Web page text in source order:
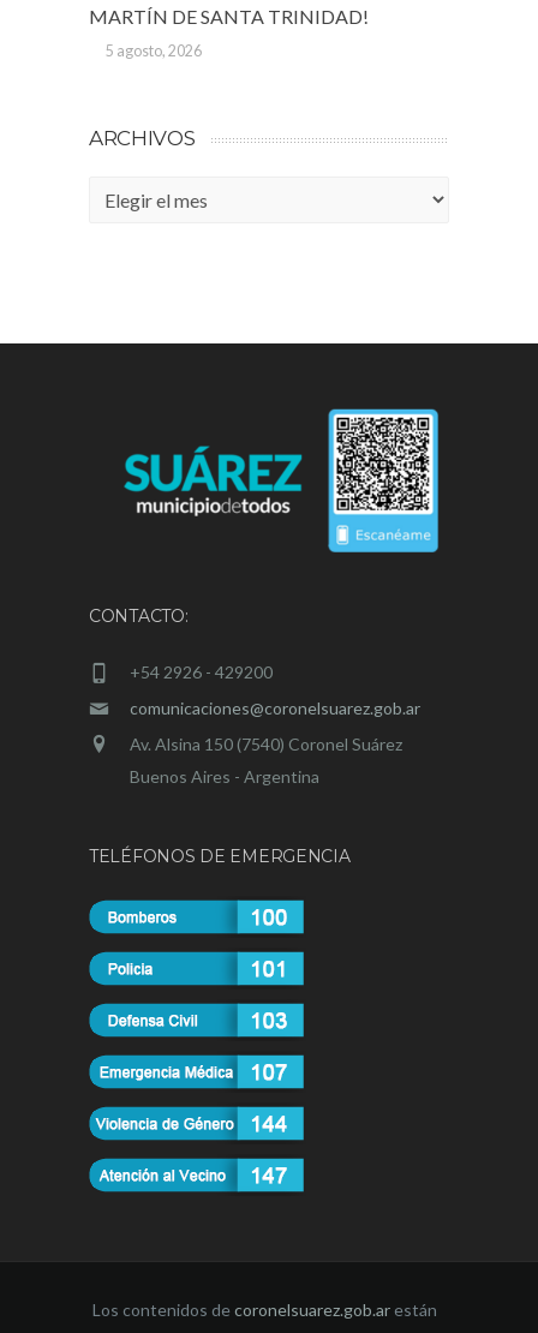
MARTÍN DE SANTA TRINIDAD!
5 agosto, 2026
ARCHIVOS
Archivos
CONTACTO:
+54 2926 - 429200
comunicaciones@coronelsuarez.gob.ar
Av. Alsina 150 (7540) Coronel Suárez
Buenos Aires - Argentina
TELÉFONOS DE EMERGENCIA
Los contenidos decoronelsuarez.gob.ar están